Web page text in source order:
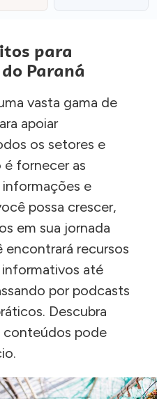
para
Paraná
vasta gama de
apoiar
os setores e
fornecer as
informações e
possa crescer,
em sua jornada
encontrará recursos
até
por podcasts
Descubra
conteúdos pode